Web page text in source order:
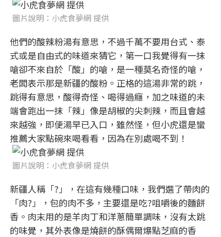
圖片說明：小虎食夢網 提供
他們的酸辣粉湯有意思，不過千萬不要用台式、泰
式或是自由式的味道來猜它，第一口我覺得有一抹
嗆卻不來自於「酸」的嗆，是一種莫名奇怪的嗆，
老闆表示那是新疆的酸粉。正格的這湯非常的跳，
跳得有意思，酸得奇怪、喝得過癮，加之味道的未
端會跑出一抹「辣」像是胡椒的尖刺辣，而且會越
來越強，即便湯早已入口，雖然怪，但小虎還是蠻
推薦大家點碗來喝看看，因為在別處喝不到！
圖片說明：小虎食夢網 提供
新疆人稱「?」，在這有幾種口味，我們選了帶肉的
「肉?」，包的肉不多，主要還是吃?咀嚼後的麵餅
香。肉末用的是羊肉丁和洋蔥簡單調味，沒有太跳
的味覺，其外表像是燒餅的酥偶爾爆點芝麻的香